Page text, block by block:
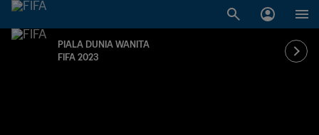
PIALA DUNIA WANITA
FIFA 2023